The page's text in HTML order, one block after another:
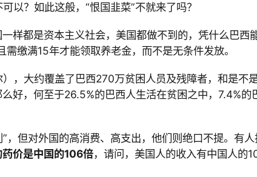
以？如此这般，“恨国韭菜”不就来了吗？
样都是资本主义社会，美国都做不到的，凭什么巴西
需缴满15年才能领取养老金，而不是无条件发放。
），大约覆盖了巴西270万贫困人员及残障者，和是不
好，何至于26.5%的巴西人生活在贫困之中， 7.4%的
，但对外国的高消费、高支出，他们则绝口不提。有人
价是中国的106倍，请问，美国人的收入有中国人的